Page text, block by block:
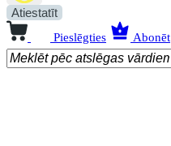
Atiestatīt
Pieslēgties Abonēt